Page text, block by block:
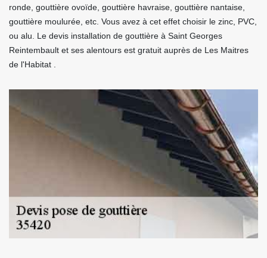
ronde, gouttière ovoïde, gouttière havraise, gouttière nantaise,
gouttière moulurée, etc. Vous avez à cet effet choisir le zinc, PVC,
ou alu. Le devis installation de gouttière à Saint Georges
Reintembault et ses alentours est gratuit auprès de Les Maitres
de l'Habitat .